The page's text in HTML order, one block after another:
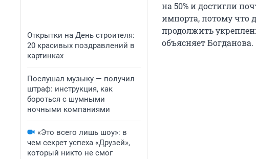
Открытки на День строителя:
20 красивых поздравлений в
картинках
Послушал музыку — получил
штраф: инструкция, как
бороться с шумными
ночными компаниями
«Это всего лишь шоу»: в
чем секрет успеха «Друзей»,
который никто не смог
на 50% и достигли
импорта, потому что
продолжить
объясняет Богданова.